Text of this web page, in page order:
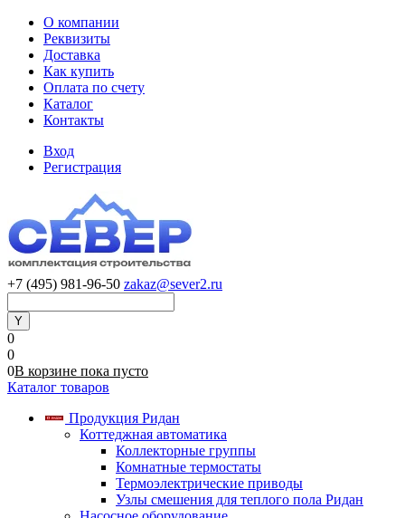
О компании
Реквизиты
Доставка
Как купить
Оплата по счету
Каталог
Контакты
Вход
Регистрация
+7 (495) 981-96-50 zakaz@sever2.ru
0
0
0В корзине пока пусто
Каталог товаров
Продукция Ридан
Коттеджная автоматика
Коллекторные группы
Комнатные термостаты
Термоэлектрические приводы
Узлы смешения для теплого пола Ридан